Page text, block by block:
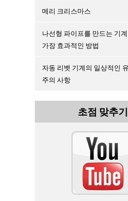
메리 크리스마스
나선형 파이프를 만드는 기
가장 효과적인 방법
자동 리벳 기계의 일상적인
주의 사항
초점 맞추기